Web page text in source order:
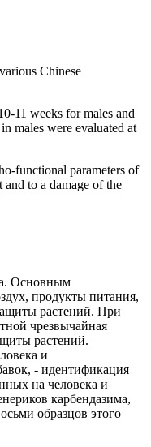
Chinese
11 weeks for males and
males were evaluated at
functional parameters of
to a damage of the
Основным
продукты питания,
растений. При
чрезвычайная
растений.
и
- идентификация
на человека и
карбендазима,
образцов этого